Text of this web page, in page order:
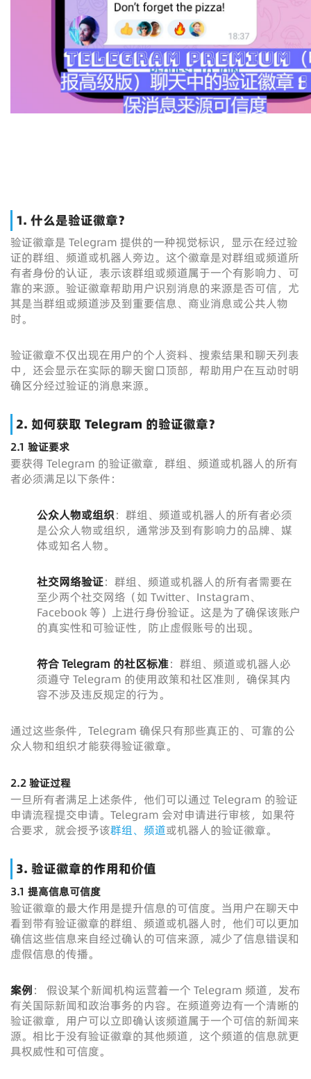
1. 什么是验证徽章？
验证徽章是 Telegram 提供的一种视觉标识，显示在经过验
证的群组、频道或机器人旁边。这个徽章是对群组或频道所
有者身份的认证，表示该群组或频道属于一个有影响力、可
靠的来源。验证徽章帮助用户识别消息的来源是否可信，尤
其是当群组或频道涉及到重要信息、商业消息或公共人物
时。
验证徽章不仅出现在用户的个人资料、搜索结果和聊天列表
中，还会显示在实际的聊天窗口顶部，帮助用户在互动时明
确区分经过验证的消息来源。
2. 如何获取 Telegram 的验证徽章？
2.1 验证要求
要获得 Telegram 的验证徽章，群组、频道或机器人的所有
者必须满足以下条件：
公众人物或组织：群组、频道或机器人的所有者必须
是公众人物或组织，通常涉及到有影响力的品牌、媒
体或知名人物。
社交网络验证：群组、频道或机器人的所有者需要在
至少两个社交网络（如 Twitter、Instagram、
Facebook 等）上进行身份验证。这是为了确保该账户
的真实性和可验证性，防止虚假账号的出现。
符合 Telegram 的社区标准：群组、频道或机器人必
须遵守 Telegram 的使用政策和社区准则，确保其内
容不涉及违反规定的行为。
通过这些条件，Telegram 确保只有那些真正的、可靠的公
众人物和组织才能获得验证徽章。
2.2 验证过程
一旦所有者满足上述条件，他们可以通过 Telegram 的验证
申请流程提交申请。Telegram 会对申请进行审核，如果符
合要求，就会授予该群组、频道或机器人的验证徽章。
3. 验证徽章的作用和价值
3.1 提高信息可信度
验证徽章的最大作用是提升信息的可信度。当用户在聊天中
看到带有验证徽章的群组、频道或机器人时，他们可以更加
确信这些信息来自经过确认的可信来源，减少了信息错误和
虚假信息的传播。
案例： 假设某个新闻机构运营着一个 Telegram 频道，发布
有关国际新闻和政治事务的内容。在频道旁边有一个清晰的
验证徽章，用户可以立即确认该频道属于一个可信的新闻来
源。相比于没有验证徽章的其他频道，这个频道的信息就更
具权威性和可信度。